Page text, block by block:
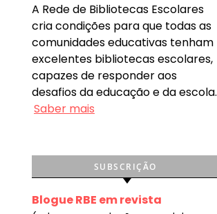
A Rede de Bibliotecas Escolares
cria condições para que todas as
comunidades educativas tenham
excelentes bibliotecas escolares,
capazes de responder aos
desafios da educação e da escola.
Saber mais
SUBSCRIÇÃO
Blogue RBE em revista